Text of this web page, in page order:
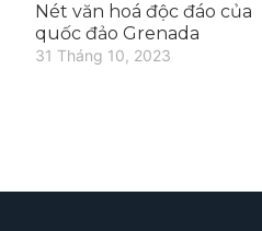
Nét văn hoá độc đáo của
quốc đảo Grenada
31 Tháng 10, 2023